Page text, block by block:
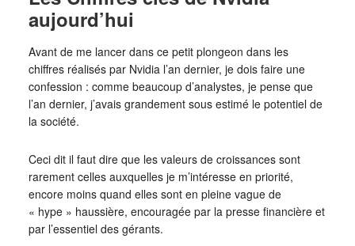
aujourd’hui
Avant de me lancer dans ce petit plongeon dans les
chiffres réalisés par Nvidia l’an dernier, je dois faire une
confession : comme beaucoup d’analystes, je pense que
l’an dernier, j’avais grandement sous estimé le potentiel de
la société.
Ceci dit il faut dire que les valeurs de croissances sont
rarement celles auxquelles je m’intéresse en priorité,
encore moins quand elles sont en pleine vague de
« hype » haussière, encouragée par la presse financière et
par l’essentiel des gérants.